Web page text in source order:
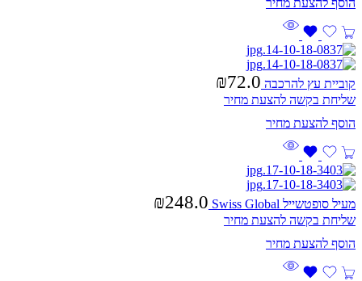
קוביית עץ להרכבה ₪72.0
שליחת בקשה להצעת מחיר
מעיל סופטשייל Swiss Global ₪248.0
שליחת בקשה להצעת מחיר